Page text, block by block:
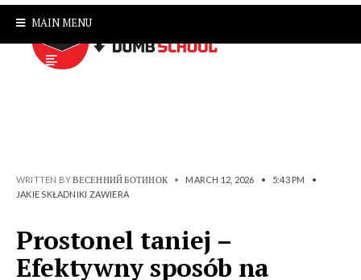
MAIN MENU
WRITTEN BYВЕСЕННИЙ БОТИНОК • MARCH 12, 2026 • 5:43 PM
•
JAKIE SKŁADNIKI ZAWIERA
Prostonel taniej –
Efektywny sposób na